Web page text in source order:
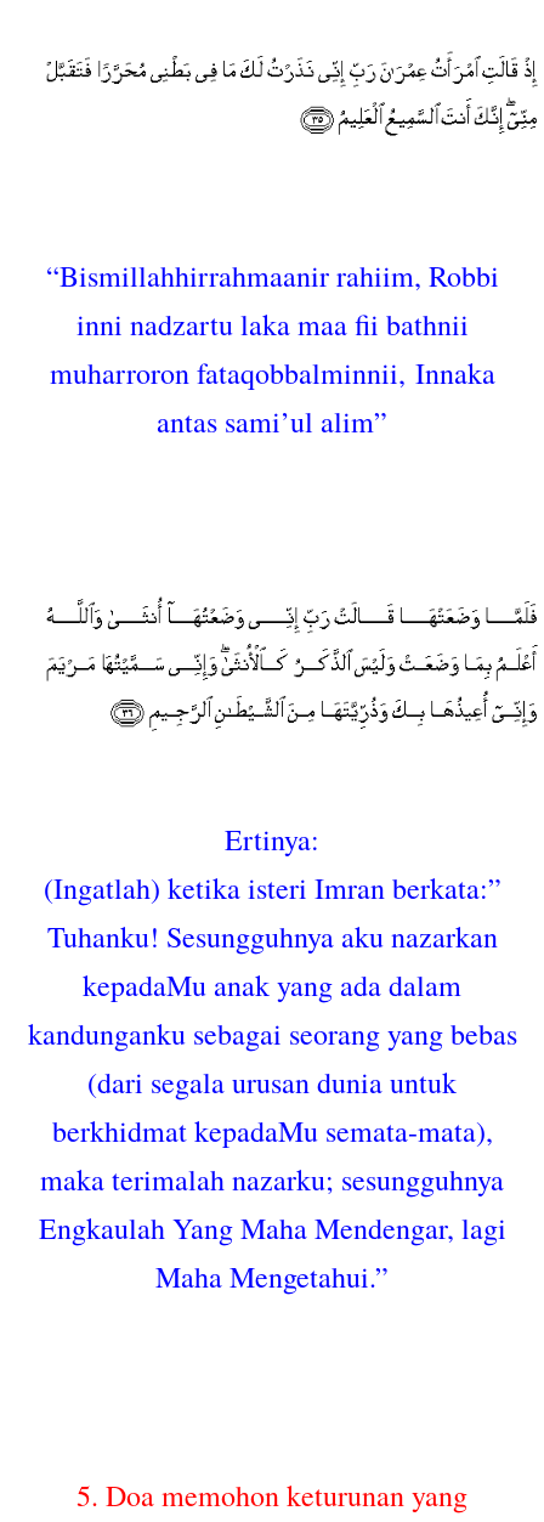
“Bismillahhirrahmaanir rahiim, Robbi
inni nadzartu laka maa fii bathnii
muharroron fataqobbalminnii, Innaka
antas sami’ul alim”
Ertinya:
(Ingatlah) ketika isteri Imran berkata:”
Tuhanku! Sesungguhnya aku nazarkan
kepadaMu anak yang ada dalam
kandunganku sebagai seorang yang bebas
(dari segala urusan dunia untuk
berkhidmat kepadaMu semata-mata),
maka terimalah nazarku; sesungguhnya
Engkaulah Yang Maha Mendengar, lagi
Maha Mengetahui.”
5. Doa memohon keturunan yang